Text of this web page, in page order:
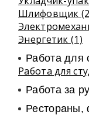
Шлифовщик
Энергетик (1)
Работа для
Работа для
Работа за
Рестораны,